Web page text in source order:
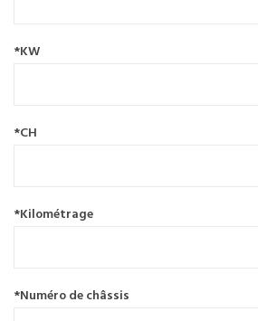
*KW
*CH
*Kilométrage
*Numéro de châssis